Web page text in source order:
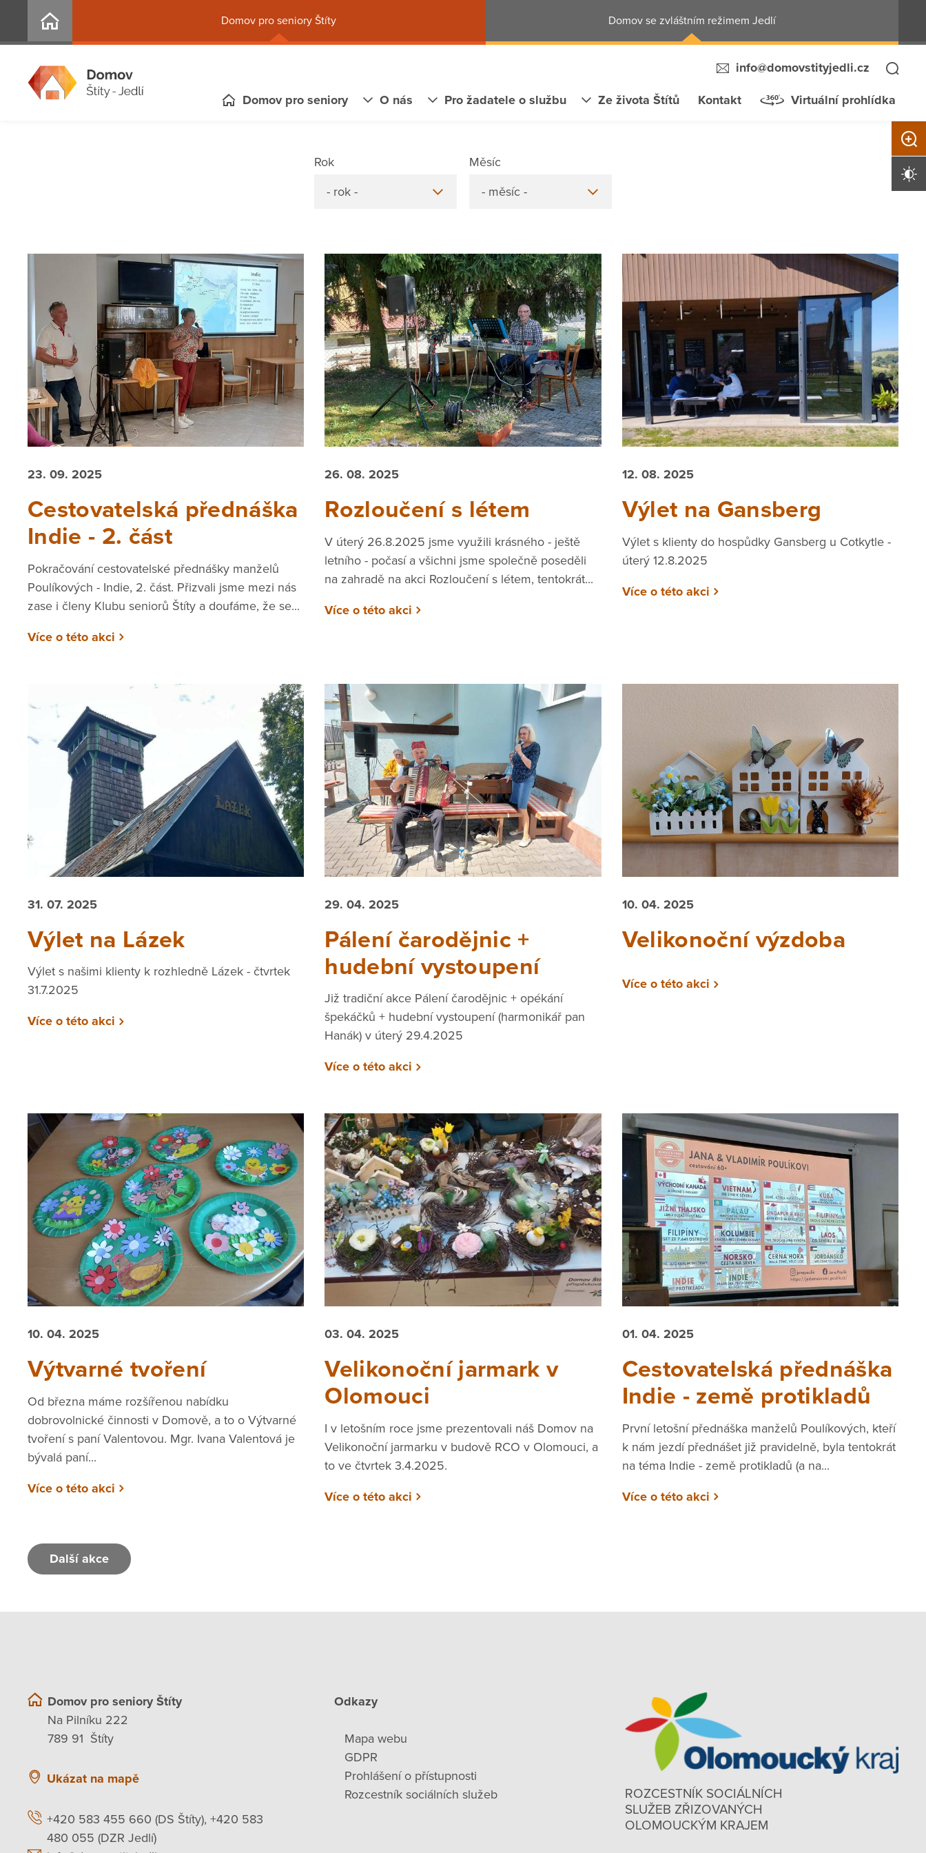
Domov pro seniory Štíty Domov se zvláštním režimem Jedlí
info@domovstityjedli.cz
Domov pro seniory O nás Pro žadatele o službu Ze života Štítů Kontakt Virtuální prohlídka
Rok
- rok -
Měsíc
- měsíc -
23. 09. 2025
Cestovatelská přednáška
Indie - 2. část
Pokračování cestovatelské přednášky manželů
Poulíkových - Indie, 2. část. Přizvali jsme mezi nás
zase i členy Klubu seniorů Štíty a doufáme, že se...
Více o této akci
26. 08. 2025
Rozloučení s létem
V úterý 26.8.2025 jsme využili krásného - ještě
letního - počasí a všichni jsme společně poseděli
na zahradě na akci Rozloučení s létem, tentokrát...
Více o této akci
12. 08. 2025
Výlet na Gansberg
Výlet s klienty do hospůdky Gansberg u Cotkytle -
úterý 12.8.2025
Více o této akci
31. 07. 2025
Výlet na Lázek
Výlet s našimi klienty k rozhledně Lázek - čtvrtek
31.7.2025
Více o této akci
29. 04. 2025
Pálení čarodějnic +
hudební vystoupení
Již tradiční akce Pálení čarodějnic + opékání
špekáčků + hudební vystoupení (harmonikář pan
Hanák) v úterý 29.4.2025
Více o této akci
10. 04. 2025
Velikonoční výzdoba
Více o této akci
10. 04. 2025
Výtvarné tvoření
Od března máme rozšířenou nabídku
dobrovolnické činnosti v Domově, a to o Výtvarné
tvoření s paní Valentovou. Mgr. Ivana Valentová je
bývalá paní...
Více o této akci
03. 04. 2025
Velikonoční jarmark v
Olomouci
I v letošním roce jsme prezentovali náš Domov na
Velikonoční jarmarku v budově RCO v Olomouci, a
to ve čtvrtek 3.4.2025.
Více o této akci
01. 04. 2025
Cestovatelská přednáška
Indie - země protikladů
První letošní přednáška manželů Poulíkových, kteří
k nám jezdí přednášet již pravidelně, byla tentokrát
na téma Indie - země protikladů (a na...
Více o této akci
Další akce
Domov pro seniory Štíty
Na Pilníku 222
789 91 Štíty
Ukázat na mapě
+420 583 455 660 (DS Štíty), +420 583
480 055 (DZR Jedlí)
Odkazy
Mapa webu
GDPR
Prohlášení o přístupnosti
Rozcestník sociálních služeb
ROZCESTNÍK SOCIÁLNÍCH
SLUŽEB ZŘIZOVANÝCH
OLOMOUCKÝM KRAJEM